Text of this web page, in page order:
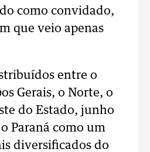
como convidado,
que veio apenas
entre o
Gerais, o Norte, o
do Estado, junho
Paraná como um
diversificados do